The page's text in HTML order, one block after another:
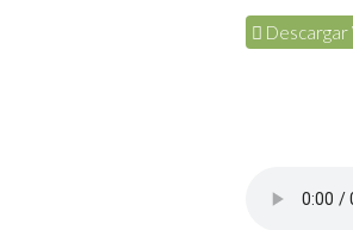
Descargar